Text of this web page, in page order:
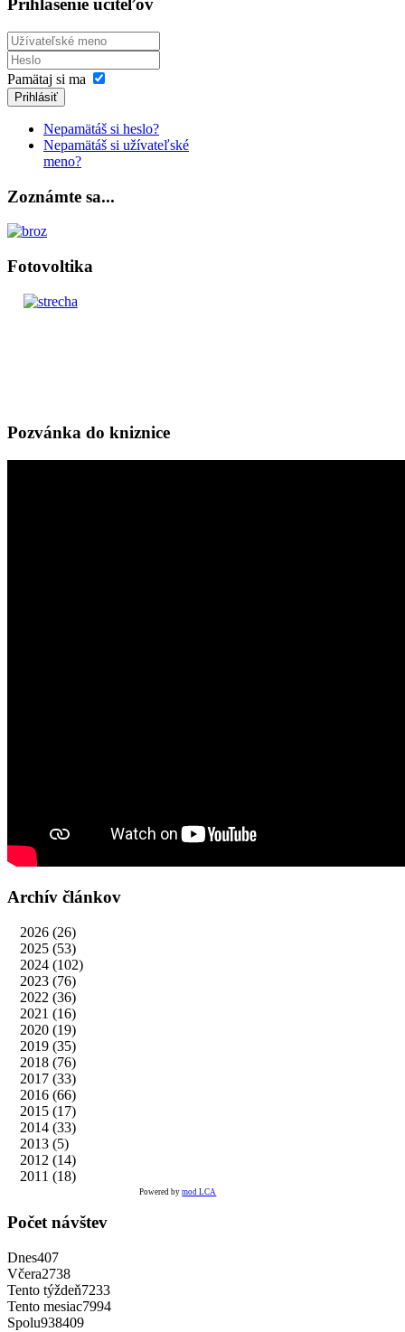
Prihlásenie učiteľov
Pamätaj si ma
Prihlásiť
Nepamätáš si heslo?
Nepamätáš si užívateľské
meno?
Zoznámte sa...
Fotovoltika
Pozvánka do kniznice
Archív článkov
2026 (26)
2025 (53)
2024 (102)
2023 (76)
2022 (36)
2021 (16)
2020 (19)
2019 (35)
2018 (76)
2017 (33)
2016 (66)
2015 (17)
2014 (33)
2013 (5)
2012 (14)
2011 (18)
Powered bymod LCA
Počet návštev
Dnes407
Včera2738
Tento týždeň7233
Tento mesiac7994
Spolu938409